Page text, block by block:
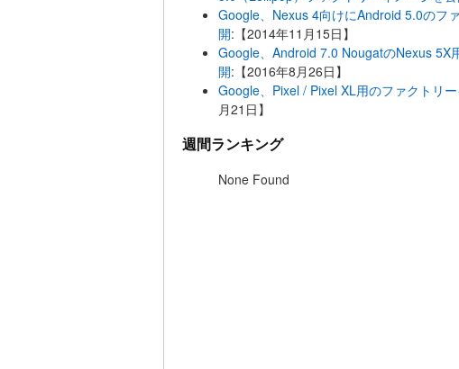
Google、Nexus 4向けにAndroid 5.0のフ
開:【2014年11月15日】
Google、Android 7.0 NougatのNexus 5X
開:【2016年8月26日】
Google、Pixel / Pixel XL用のファクトリ
月21日】
週間ランキング
None Found